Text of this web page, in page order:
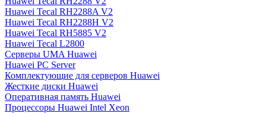
Huawei Tecal RH2288A V2
Huawei Tecal RH2288H V2
Huawei Tecal RH5885 V2
Huawei Tecal L2800
Серверы UMA Huawei
Huawei PC Server
Комплектующие для серверов Huawei
Жесткие диски Huawei
Оперативная память Huawei
Процессоры Huawei Intel Xeon